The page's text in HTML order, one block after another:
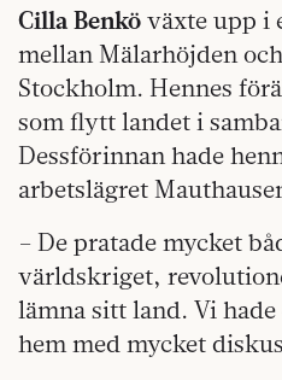
Cilla Benkö växte upp i
mellan Mälarhöjden
Stockholm. Hennes
som flytt landet i
Dessförinnan hade
arbetslägret
– De pratade mycket
världskriget,
lämna sitt land. Vi
hem med mycket